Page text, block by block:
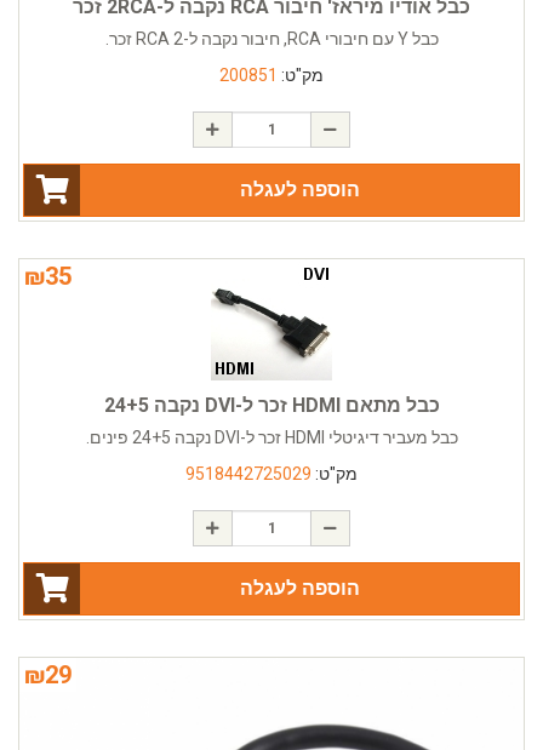
כבל אודיו מיראז' חיבור RCA נקבה ל-2RCA זכר
כבל Y עם חיבורי RCA, חיבור נקבה ל-2 RCA זכר.
מק"ט: 200851
הוספה לעגלה
₪35
כבל מתאם HDMI זכר ל-DVI נקבה 24+5
כבל מעביר דיגיטלי HDMI זכר ל-DVI נקבה 24+5 פינים.
מק"ט: 9518442725029
הוספה לעגלה
₪29